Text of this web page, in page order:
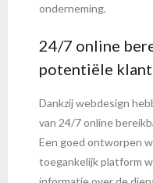
onderneming.
24/7 online
potentiële
Dankzij webdesign
van 24/7 online
Een goed ontworpen
toegankelijk platform